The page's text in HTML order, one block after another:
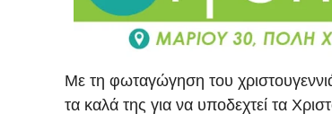
Με τη φωταγώγηση του
τα καλά της για να υποδεχτεί τα